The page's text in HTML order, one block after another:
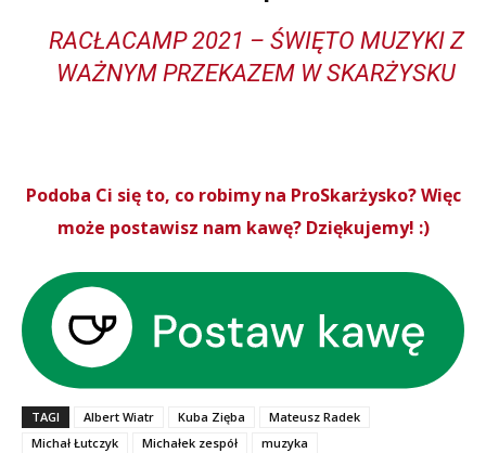
RACŁACAMP 2021 – ŚWIĘTO MUZYKI Z
WAŻNYM PRZEKAZEM W SKARŻYSKU
Podoba Ci się to, co robimy na ProSkarżysko? Więc
może postawisz nam kawę? Dziękujemy! :)
TAGI Albert Wiatr Kuba Zięba
Mateusz Radek
Michał Łutczyk
Michałek zespół muzyka